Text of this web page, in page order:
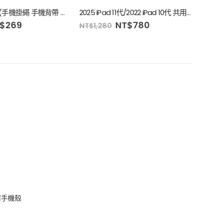
花邊手機掛繩(手機掛繩 手機背帶 背貼掛繩 掛脖 肩背 斜背 頸掛繩 手機殼掛繩 手機繩)
269
2025 iPad 11代/2022 iPad 10代 共用 經典皮紋 三折平板保護皮套
NT$1,280 NT$780
機殼